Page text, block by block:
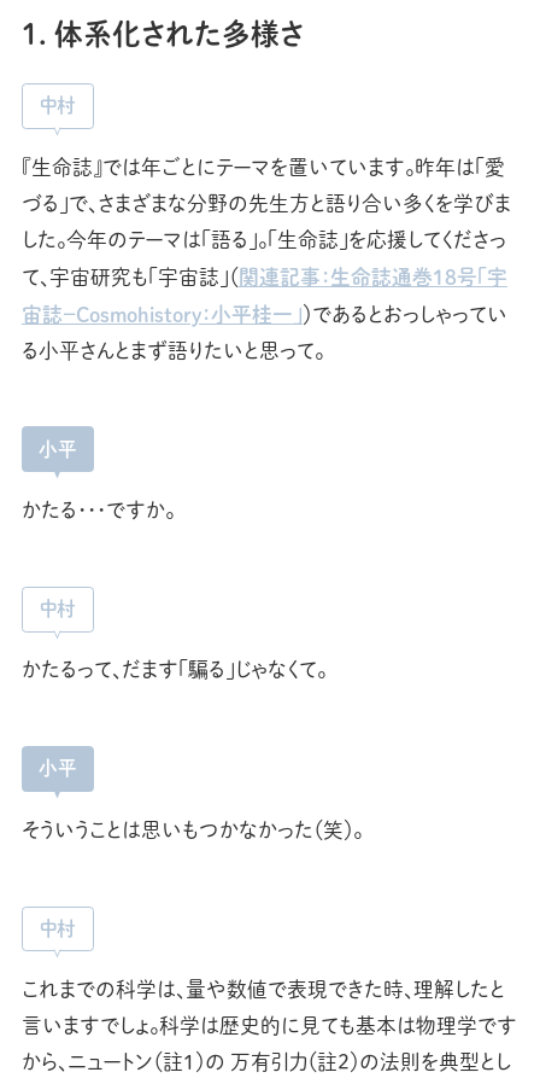
1. 体系化された多様さ
中村
『生命誌』では年ごとにテーマを置いています。昨年は「愛
づる」で、さまざまな分野の先生方と語り合い多くを学びま
した。今年のテーマは「語る」。「生命誌」を応援してくださっ
て、宇宙研究も「宇宙誌」（関連記事：生命誌通巻18号「宇
宙誌－Cosmohistory：小平桂一」）であるとおっしゃってい
る小平さんとまず語りたいと思って。
小平
かたる･･･ですか。
中村
かたるって、だます「騙る」じゃなくて。
小平
そういうことは思いもつかなかった（笑）。
中村
これまでの科学は、量や数値で表現できた時、理解したと
言いますでしょ。科学は歴史的に見ても基本は物理学です
から、ニュートン（註1）の 万有引力（註2）の法則を典型とし